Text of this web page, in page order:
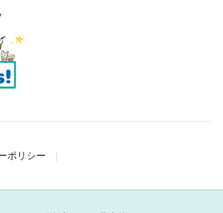
ポリシー